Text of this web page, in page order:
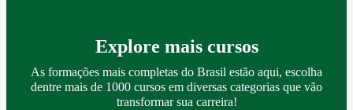
Explore mais cursos
As formações mais completas do Brasil estão aqui, escolha
dentre mais de 1000 cursos em diversas categorias que vão
transformar sua carreira!